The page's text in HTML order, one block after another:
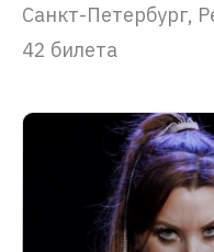
Санкт-Петербург,
42 билета